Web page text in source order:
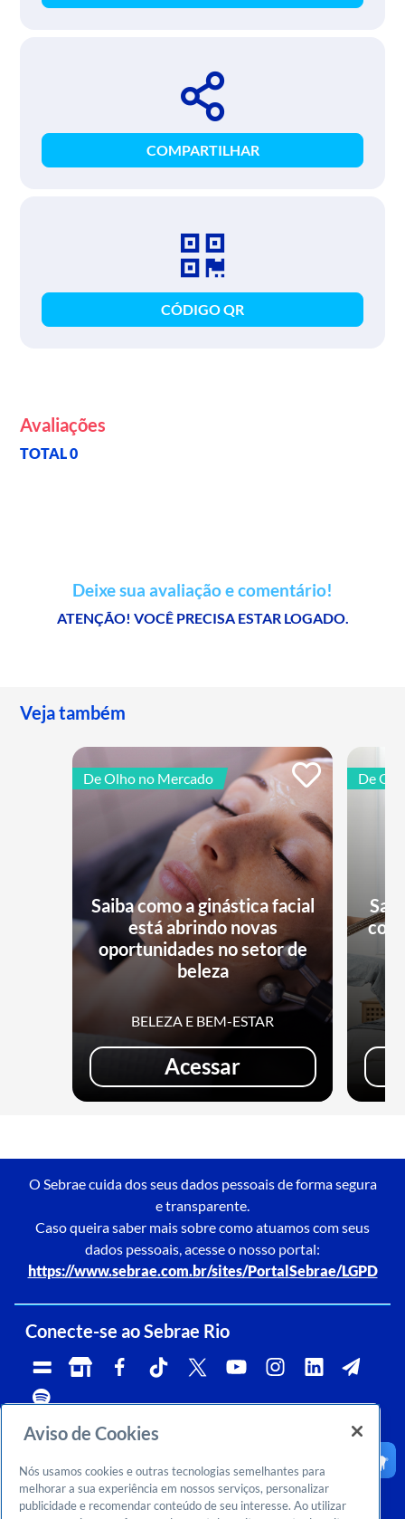
COMPARTILHAR
CÓDIGO QR
Avaliações
TOTAL 0
Deixe sua avaliação e comentário!
ATENÇÃO! VOCÊ PRECISA ESTAR LOGADO.
Veja também
De Olho no Mercado
Saiba como a ginástica facial
está abrindo novas
oportunidades no setor de
beleza
BELEZA E BEM-ESTAR
Acessar
De
O Sebrae cuida dos seus dados pessoais de forma segura
e transparente.
Caso queira saber mais sobre como atuamos com seus
dados pessoais, acesse o nosso portal:
https://www.sebrae.com.br/sites/PortalSebrae/LGPD
Conecte-se ao Sebrae Rio
Telefone:
0800 570 0800
Whatsapp e Telegram:
(21)96576-7825
Ouvidoria:
CNPJ:
29.737.103/0001-10
Email:
falesebraerio@rj.sebrae.com.br
Sebrae Inteligência de Mercado
Aviso de Cookies
Nós usamos cookies e outras tecnologias semelhantes para
melhorar a sua experiência em nossos serviços, personalizar
publicidade e recomendar conteúdo de seu interesse. Ao utilizar